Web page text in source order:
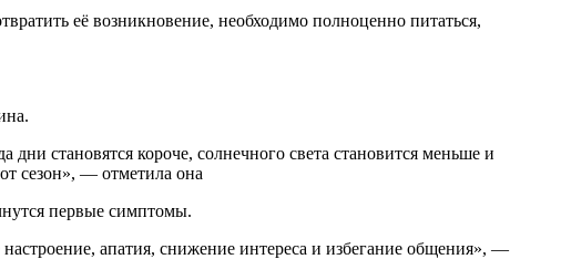
её возникновение, необходимо полноценно питаться,
становятся короче, солнечного света становится меньше и
сезон», — отметила она
первые симптомы.
апатия, снижение интереса и избегание общения», —